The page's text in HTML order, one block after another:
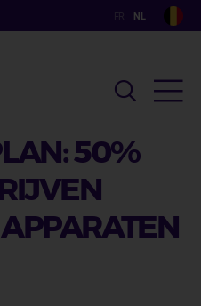
50%